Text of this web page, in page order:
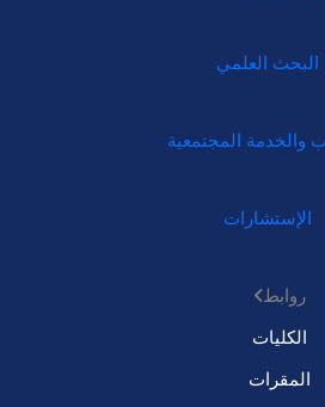
البحث العلمي
والخدمة المجتمعية
الإستشارات
روابط
الكليات
المقرات